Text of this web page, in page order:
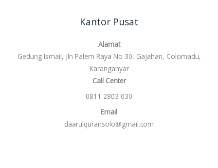
Kantor Pusat
Alamat
Gedung Ismail, Jln Palem Raya No 30, Gajahan, Colomadu,
Karanganyar
Call Center
0811 2803 030
Email
daarulquransolo@gmail.com